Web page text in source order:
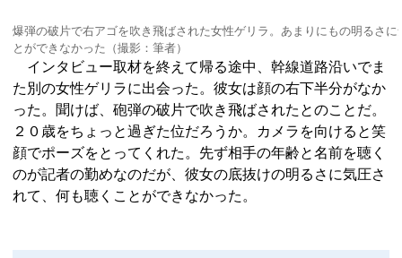
爆弾の破片で右アゴを吹き飛ばされた女性ゲリラ。あまりにもの明るさ
とができなかった（撮影：筆者）
インタビュー取材を終えて帰る途中、幹線道路沿いでま
た別の女性ゲリラに出会った。彼女は顔の右下半分がなか
った。聞けば、砲弾の破片で吹き飛ばされたとのことだ。
２０歳をちょっと過ぎた位だろうか。カメラを向けると笑
顔でポーズをとってくれた。先ず相手の年齢と名前を聴く
のが記者の勤めなのだが、彼女の底抜けの明るさに気圧さ
れて、何も聴くことができなかった。